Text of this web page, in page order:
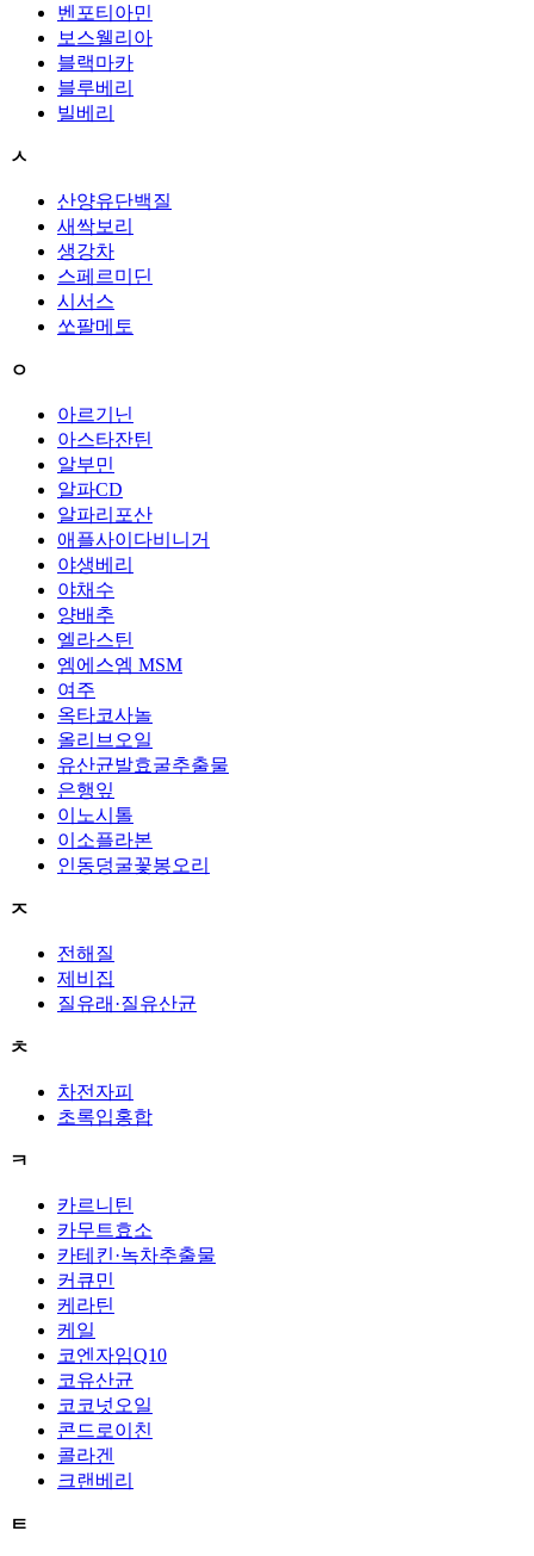
벤포티아민
보스웰리아
블랙마카
블루베리
빌베리
ㅅ
산양유단백질
새싹보리
생강차
스페르미딘
시서스
쏘팔메토
ㅇ
아르기닌
아스타잔틴
알부민
알파CD
알파리포산
애플사이다비니거
야생베리
야채수
양배추
엘라스틴
엠에스엠 MSM
여주
옥타코사놀
올리브오일
유산균발효굴추출물
은행잎
이노시톨
이소플라본
인동덩굴꽃봉오리
ㅈ
전해질
제비집
질유래·질유산균
ㅊ
차전자피
초록입홍합
ㅋ
카르니틴
카무트효소
카테킨·녹차추출물
커큐민
케라틴
케일
코엔자임Q10
코유산균
코코넛오일
콘드로이친
콜라겐
크랜베리
ㅌ